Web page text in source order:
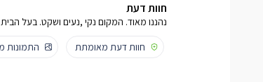
חוות דעת
נהננו מאוד. המקום נקי ,נעים ושקט. בעל
חוות דעת מאומתת
התמונות